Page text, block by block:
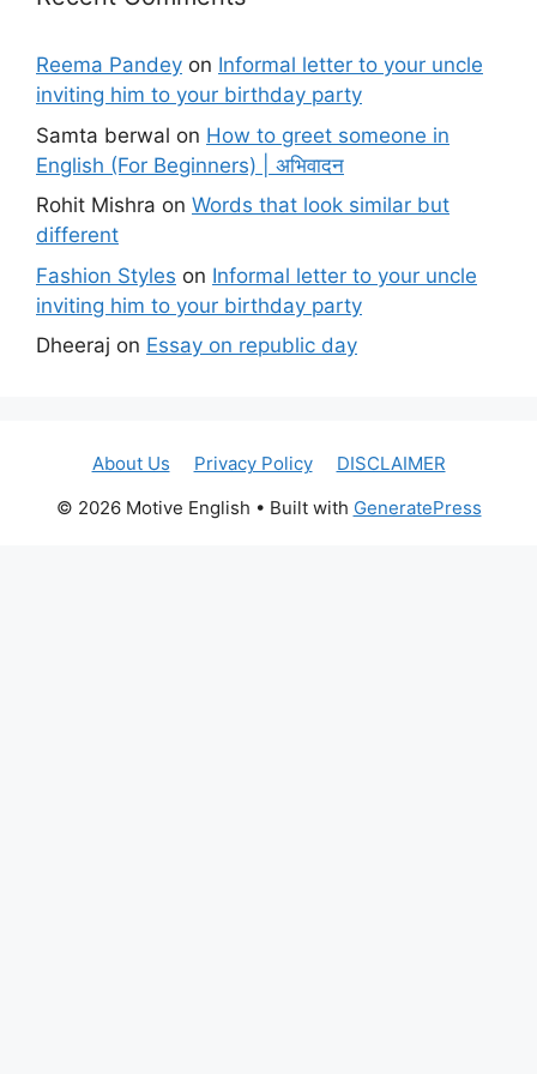
Reema Pandey on Informal letter to your uncle
inviting him to your birthday party
Samta berwal on How to greet someone in
English (For Beginners) | अभिवादन
Rohit Mishra on Words that look similar but
different
Fashion Styles on Informal letter to your uncle
inviting him to your birthday party
Dheeraj on Essay on republic day
About Us Privacy Policy
DISCLAIMER
© 2026 Motive English • Built with GeneratePress